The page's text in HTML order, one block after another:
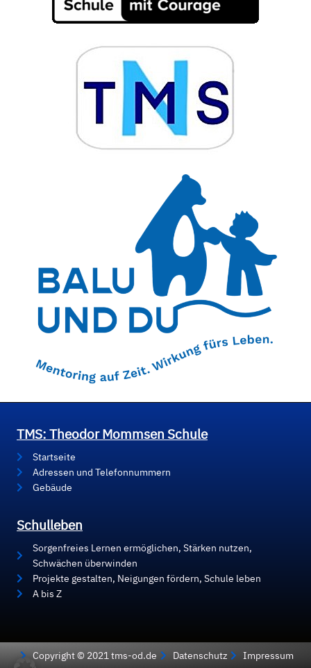
TMS: Theodor Mommsen Schule
Startseite
Adressen und Telefonnummern
Gebäude
Schulleben
Sorgenfreies Lernen ermöglichen, Stärken nutzen,
Schwächen überwinden
Projekte gestalten, Neigungen fördern, Schule leben
A bis Z
Copyright © 2021 tms-od.de Datenschutz Impressum